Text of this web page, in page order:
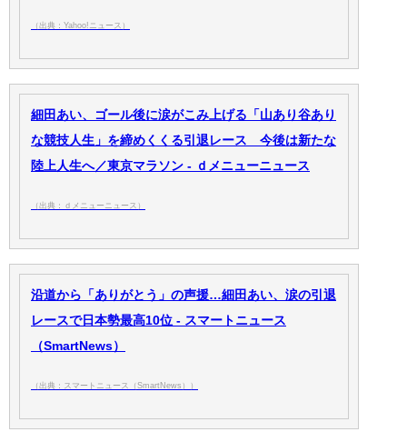
（出典：Yahoo!ニュース）
細田あい、ゴール後に涙がこみ上げる「山あり谷あり
な競技人生」を締めくくる引退レース 今後は新たな
陸上人生へ／東京マラソン - ｄメニューニュース
（出典：ｄメニューニュース）
沿道から「ありがとう」の声援…細田あい、涙の引退
レースで日本勢最高10位 - スマートニュース
（SmartNews）
（出典：スマートニュース（SmartNews））